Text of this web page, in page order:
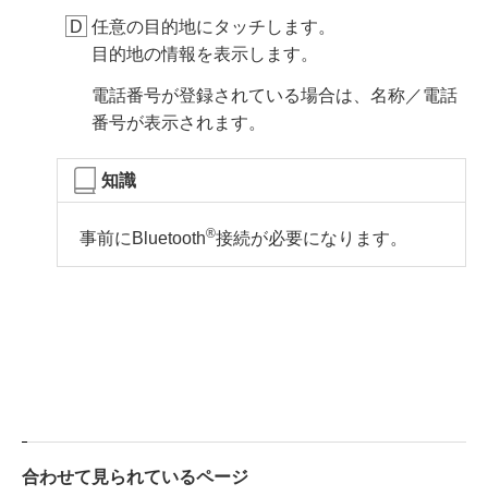
任意の目的地にタッチします。
目的地の情報を表示します。
電話番号が登録されている場合は、名称／電話
番号が表示されます。
知識
事前に Bluetooth‍®接続が必要になります。
合わせて見られているページ